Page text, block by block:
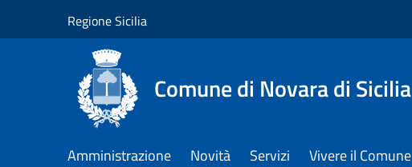
Regione Sicilia
Comune di Novara di Sicilia
Amministrazione Novità Servizi Vivere il Comune